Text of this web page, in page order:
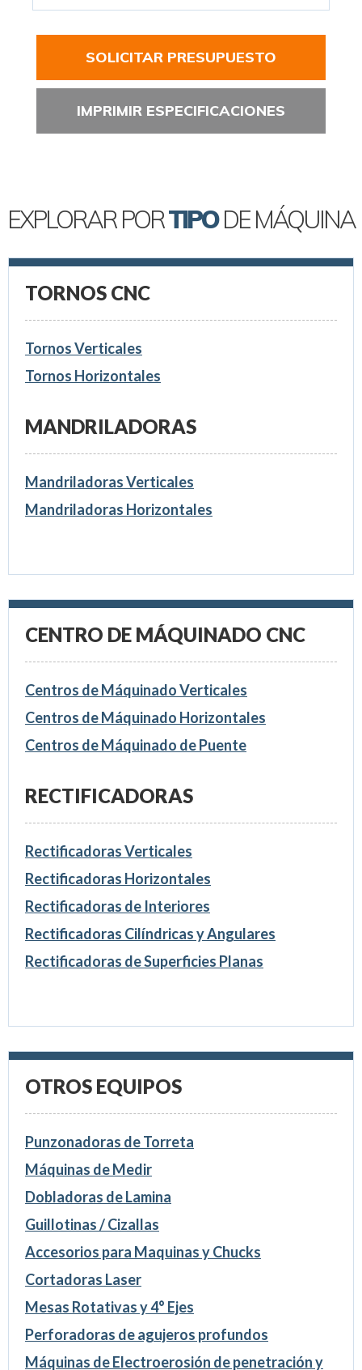
SOLICITAR PRESUPUESTO
IMPRIMIR ESPECIFICACIONES
EXPLORAR PORTIPODE MÁQUINA
TORNOS CNC
Tornos Verticales
Tornos Horizontales
MANDRILADORAS
Mandriladoras Verticales
Mandriladoras Horizontales
CENTRO DE MÁQUINADO CNC
Centros de Máquinado Verticales
Centros de Máquinado Horizontales
Centros de Máquinado de Puente
RECTIFICADORAS
Rectificadoras Verticales
Rectificadoras Horizontales
Rectificadoras de Interiores
Rectificadoras Cilíndricas y Angulares
Rectificadoras de Superficies Planas
OTROS EQUIPOS
Punzonadoras de Torreta
Máquinas de Medir
Dobladoras de Lamina
Guillotinas / Cizallas
Accesorios para Maquinas y Chucks
Cortadoras Laser
Mesas Rotativas y 4° Ejes
Perforadoras de agujeros profundos
Máquinas de Electroerosión de penetración y